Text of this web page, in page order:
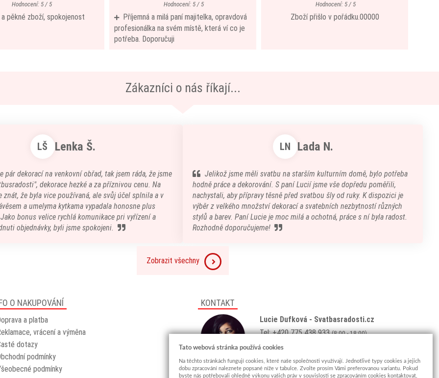
Hodnocení: 5 / 5
pěkné zboží, spokojenost
Hodnocení: 5 / 5
Příjemná a milá paní majitelka, opravdová
profesionálka na svém místě, která ví co je
potřeba. Doporučuji
Hodnocení: 5 / 5
Zboží přišlo v pořádku.00000
Zákazníci o nás říkají...
LŠ Lenka Š.
pár dekorací na venkovní obřad, tak jsem ráda, že jsme
dekorace hezké a za příznivou cenu. Na
znát, že byla vice používaná, ale svůj účel splnila a v
a umelyma kytkama vypadala honosne plus
bonus velice rychlá komunikace pri vyřízení a
objednávky, byli jsme spokojeni.
LN Lada N.
Jelikož jsme měli svatbu na starším kulturním domě, bylo potřeba
hodně práce a dekorování. S paní Lucií jsme vše dopředu poměřili,
nachystali, aby přípravy těsně před svatbou šly od ruky. K dispozici je
výběr z velkého množství dekorací a svatebních nezbytností různých
stylů a barev. Paní Lucie je moc milá a ochotná, práce s ní byla radost.
Rozhodně doporučujeme!
Zobrazit všechny
O NAKUPOVÁNÍ
a platba
vrácení a výměna
dotazy
podmínky
podmínky
KONTAKT
Lucie Dufková - Svatbasradosti.cz
Tel: +420 775 438 933(8:00 - 18:00)
Email:info@svatbasradosti.cz
Showroom
Tato webová stránka používá cookies
Na těchto stránkách fungují cookies, které naše společnosti využívají. Jednotlivé typy cookies a jejich
dobu zpracování naleznete popsané níže v tabulce. Zvolte prosím Vámi preferovanou variantu. Pokud
byste nás potřebovali ohledně výkonu vašich práv v souvislosti se zpracováním cookies kontaktovat,